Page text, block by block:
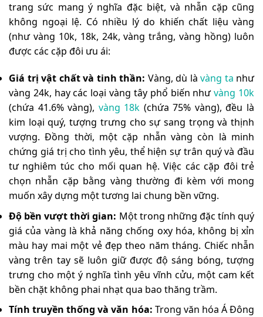
trang sức mang ý nghĩa đặc biệt, và nhẫn cặp cũng
không ngoại lệ. Có nhiều lý do khiến chất liệu vàng
(như vàng 10k, 18k, 24k, vàng trắng, vàng hồng) luôn
được các cặp đôi ưu ái:
Giá trị vật chất và tinh thần: Vàng, dù là vàng ta như
vàng 24k, hay các loại vàng tây phổ biến nhưvàng 10k
(chứa 41.6% vàng), vàng 18k (chứa 75% vàng), đều là
kim loại quý, tượng trưng cho sự sang trọng và thịnh
vượng. Đồng thời, một cặp nhẫn vàng còn là minh
chứng giá trị cho tình yêu, thể hiện sự trân quý và đầu
tư nghiêm túc cho mối quan hệ. Việc các cặp đôi trẻ
chọn nhẫn cặp bằng vàng thường đi kèm với mong
muốn xây dựng một tương lai chung bền vững.
Độ bền vượt thời gian: Một trong những đặc tính quý
giá của vàng là khả năng chống oxy hóa, không bị xỉn
màu hay mai một vẻ đẹp theo năm tháng. Chiếc nhẫn
vàng trên tay sẽ luôn giữ được độ sáng bóng, tượng
trưng cho một ý nghĩa tình yêu vĩnh cửu, một cam kết
bền chặt không phai nhạt qua bao thăng trầm.
Tính truyền thống và văn hóa: Trong văn hóa Á Đông